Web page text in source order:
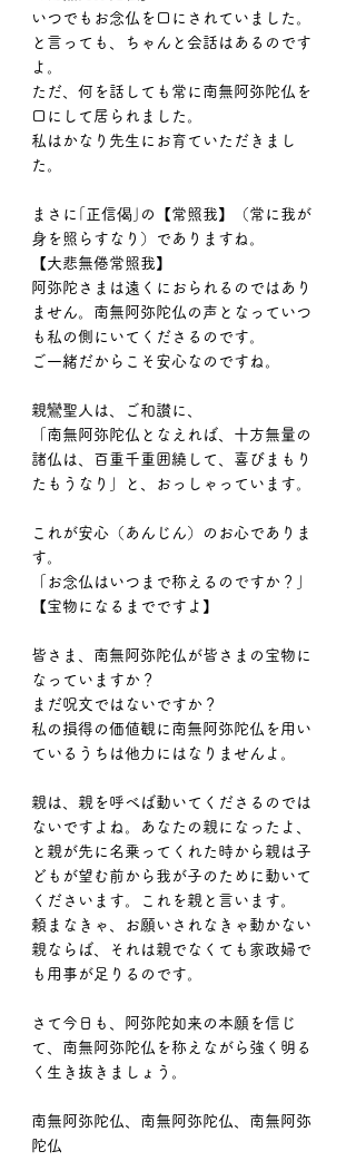
いつでもお念仏を口にされていました。
と言っても、ちゃんと会話はあるのです
よ。
ただ、何を話しても常に南無阿弥陀仏を
口にして居られました。
私はかなり先生にお育ていただきまし
た。
まさに｢正信偈｣の【常照我】（常に我が
身を照らすなり）でありますね。
【大悲無倦常照我】
阿弥陀さまは遠くにおられるのではあり
ません。南無阿弥陀仏の声となっていつ
も私の側にいてくださるのです。
ご一緒だからこそ安心なのですね。
親鸞聖人は、ご和讃に、
「南無阿弥陀仏となえれば、十方無量の
諸仏は、百重千重囲繞して、喜びまもり
たもうなり」と、おっしゃっています。
これが安心（あんじん）のお心でありま
す。
「お念仏はいつまで称えるのですか？」
【宝物になるまでですよ】
皆さま、南無阿弥陀仏が皆さまの宝物に
なっていますか？
まだ呪文ではないですか？
私の損得の価値観に南無阿弥陀仏を用い
ているうちは他力にはなりませんよ。
親は、親を呼べば動いてくださるのでは
ないですよね。あなたの親になったよ、
と親が先に名乗ってくれた時から親は子
どもが望む前から我が子のために動いて
くださいます。これを親と言います。
頼まなきゃ、お願いされなきゃ動かない
親ならば、それは親でなくても家政婦で
も用事が足りるのです。
さて今日も、阿弥陀如来の本願を信じ
て、南無阿弥陀仏を称えながら強く明る
く生き抜きましょう。
南無阿弥陀仏、南無阿弥陀仏、南無阿弥
陀仏